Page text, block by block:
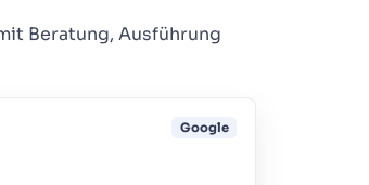
Beratung, Ausführung
Google